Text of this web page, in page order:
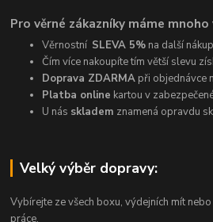
Pro věrné zákazníky máme
Věrnostní SLEVA 5% na další
Čím více nakoupíte tím větší slevu
Doprava ZDARMA při objednávce
Platba online kartou v
U nás skladem znamená opravdu
Velký výběr dopravy:
Vybírejte ze všech boxu, výdejních mít
práce.